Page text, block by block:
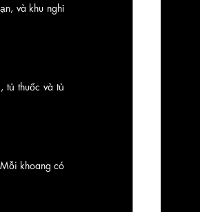
và khu nghỉ
tủ thuốc và tủ
khoang có